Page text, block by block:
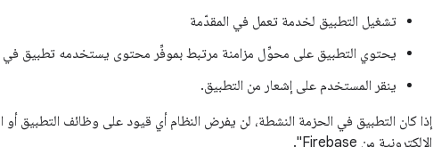
تشغيل التطبيق لخدمة تعمل في المقدّمة
يحتوي التطبيق على محوِّل مزامنة مرتبط بموفِّر محتوى يستخدمه تطبيق في
ينقر المستخدم على إشعار من التطبيق.
إذا كان التطبيق في الحزمة النشطة، لن يفرض النظام أي قيود على وظائف التطبيق أو
الإلكترونية من Firebase".